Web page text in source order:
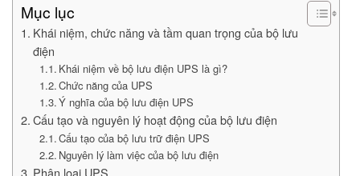
Mục lục
Khái niệm, chức năng và tầm quan trọng của bộ lưu
điện
Khái niệm về bộ lưu điện UPS là gì?
Chức năng của UPS
Ý nghĩa của bộ lưu điện UPS
Cấu tạo và nguyên lý hoạt động của bộ lưu điện
Cấu tạo của bộ lưu trữ điện UPS
Nguyên lý làm việc của bộ lưu điện